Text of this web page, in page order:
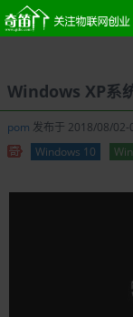
Windows XP系
pom 发布于 2018/08/02-
Windows 10